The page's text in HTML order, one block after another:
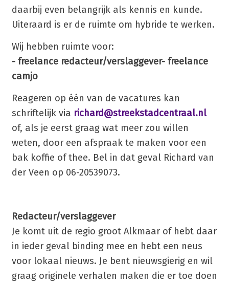
daarbij even belangrijk als kennis en kunde.
Uiteraard is er de ruimte om hybride te werken.
Wij hebben ruimte voor:
- freelance redacteur/verslaggever- freelance
camjo
Reageren op één van de vacatures kan
schriftelijk via richard@streekstadcentraal.nl
of, als je eerst graag wat meer zou willen
weten, door een afspraak te maken voor een
bak koffie of thee. Bel in dat geval Richard van
der Veen op 06-20539073.
Redacteur/verslaggever
Je komt uit de regio groot Alkmaar of hebt daar
in ieder geval binding mee en hebt een neus
voor lokaal nieuws. Je bent nieuwsgierig en wil
graag originele verhalen maken die er toe doen